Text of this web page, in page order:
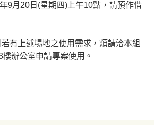
9月20日(星期四)上午10點，請預作借
有上述場地之使用需求，煩請洽本組
辦公室申請專案使用。